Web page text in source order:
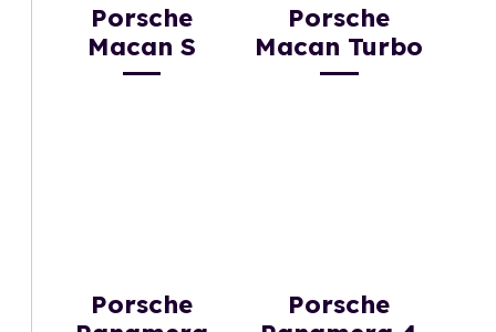
Porsche
Macan S
Porsche
Macan Turbo
Porsche
Porsche